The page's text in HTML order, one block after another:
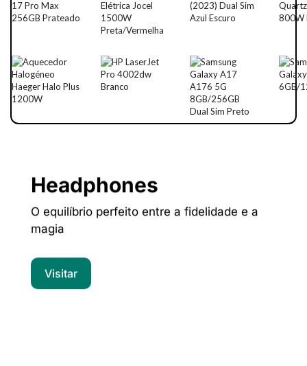
Headphones
O equilíbrio perfeito entre a fidelidade e a
magia
Visitar